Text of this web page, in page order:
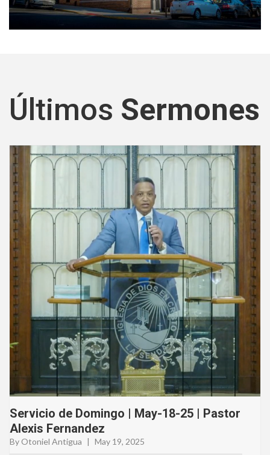
Últimos Sermones
Servicio de Domingo | May-18-25 | Pastor
Alexis Fernandez
By Otoniel Antigua | May 19, 2025